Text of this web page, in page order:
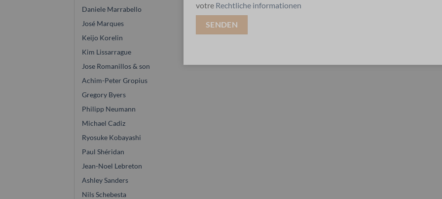
Daniele Marrabello
José Marques
Keijo Korelin
Kim Lissarrague
Jose Romanillos & son
Achim-Peter Gropius
Gregory Byers
Philipp Neumann
Michael Cadiz
Ryosuke Kobayashi
Paul Shéridan
Jean-Noel Lebreton
Ashley Sanders
Nils Schebesta
votre Rechtliche informationen